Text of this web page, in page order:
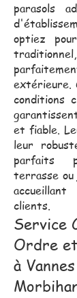
parasols
optiez
extérieure.
conditions
et fiable.
leur
parfaits
terrasse
clients.
Service
Ordre
à